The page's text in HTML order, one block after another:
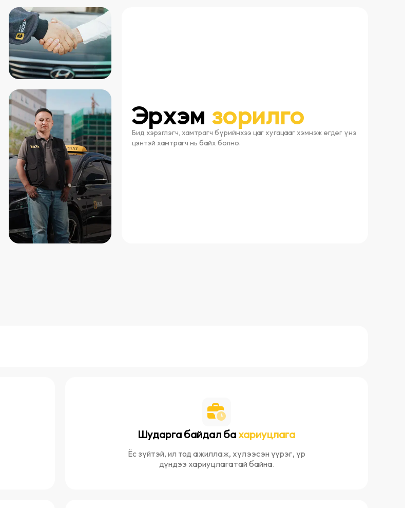
Эрхэм зорилго
Бид хэрэглэгч, хамтрагч бүрийнхээ цаг хугацааг хэмнэж өгдөг үнэ
цэнтэй хамтрагч нь байх болно.
Шударга байдал бахариуцлага
Ёс зүйтэй, ил тод ажиллаж, хүлээсэн үүрэг, үр
дүндээ хариуцлагатай байна.